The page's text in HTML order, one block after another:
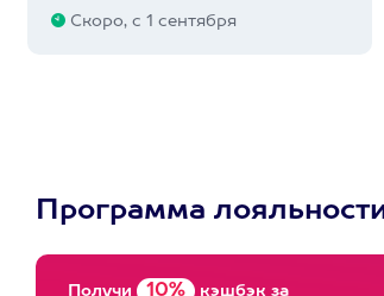
Скоро, с 1 сентября
Программа
Получи 10% кэшбэк за